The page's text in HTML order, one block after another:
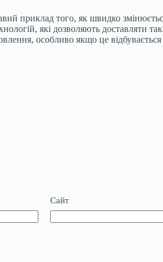
приклад того, як швидко
які дозволяють доставляти
особливо якщо це
Сайт